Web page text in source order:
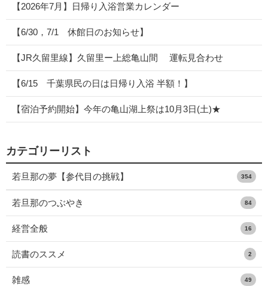
【2026年7月】日帰り入浴営業カレンダー
【6/30，7/1 休館日のお知らせ】
【JR久留里線】久留里ー上総亀山間 運転見合わせ
【6/15 千葉県民の日は日帰り入浴 半額！】
【宿泊予約開始】今年の亀山湖上祭は10月3日(土)★
カテゴリーリスト
若旦那の夢【参代目の挑戦】 354
若旦那のつぶやき 84
経営全般 16
読書のススメ 2
雑感 49